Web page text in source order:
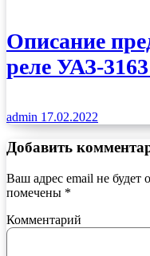
Описание
реле УАЗ-
admin 17.02.2022
Добавить
Ваш адрес email не будет
помечены *
Комментарий